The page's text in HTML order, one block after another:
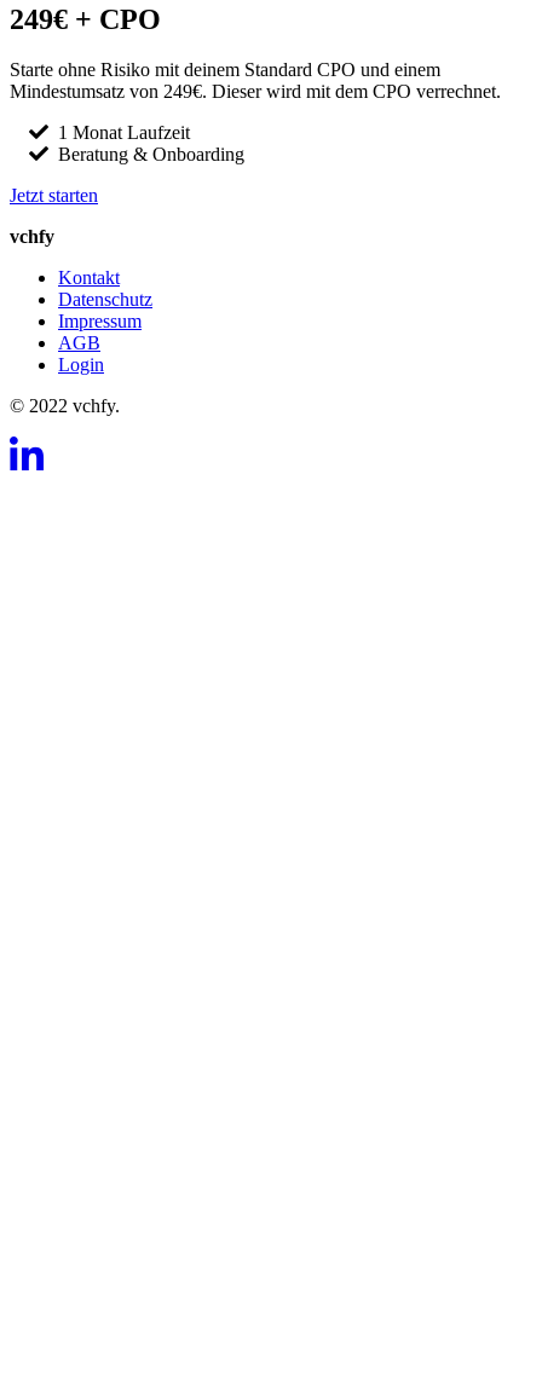
249€ + CPO
Starte ohne Risiko mit deinem Standard CPO und einem
Mindestumsatz von 249€. Dieser wird mit dem CPO verrechnet.
1 Monat Laufzeit
Beratung & Onboarding
Jetzt starten
vchfy
Kontakt
Datenschutz
Impressum
AGB
Login
© 2022 vchfy.